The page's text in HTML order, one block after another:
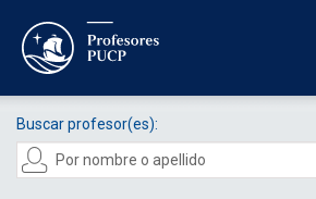
Buscar profesor(es):